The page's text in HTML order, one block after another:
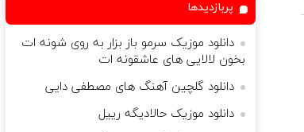
پربازدیدها
دانلود موزیک سرمو باز بزار به روی شونه ات
بخون لالایی های عاشقونه ات
دانلود گلچین آهنگ های مصطفی دایی
دانلود موزیک حالادیگه رییل